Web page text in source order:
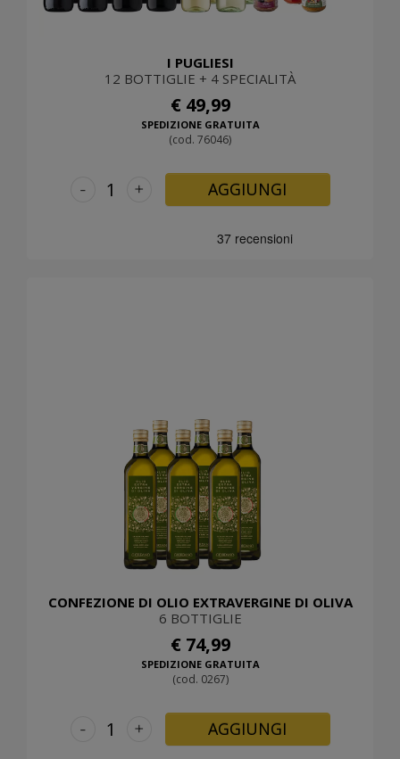
I PUGLIESI
12 BOTTIGLIE + 4 SPECIALITÀ
€ 49,99
SPEDIZIONE GRATUITA
(cod. 76046)
+
- AGGIUNGI
CONFEZIONE DI OLIO EXTRAVERGINE DI OLIVA
6 BOTTIGLIE
€ 74,99
SPEDIZIONE GRATUITA
(cod. 0267)
+
- AGGIUNGI